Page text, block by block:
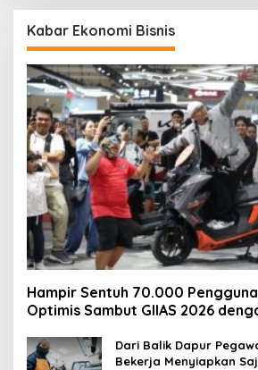
Kabar Ekonomi Bisnis
Hampir Sentuh 70.000
Optimis Sambut GIIAS 2026
Dari Balik Dapur
Bekerja Menyiapkan